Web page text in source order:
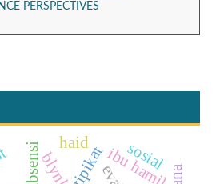
PERSPECTIVES
blynk ibu hamil
haid sosial